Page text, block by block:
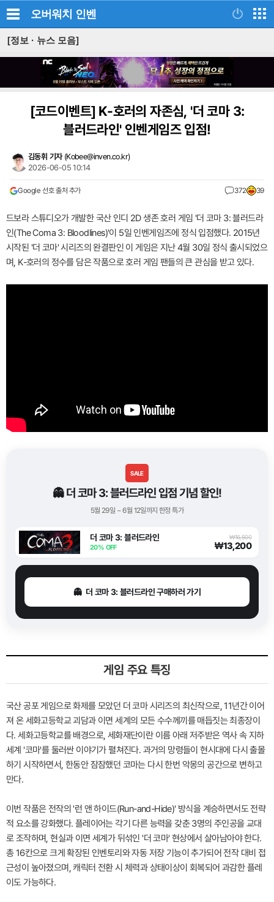
오버워치 인벤
[정보 · 뉴스 모음]
[코드이벤트]K-호러의 자존심, '더 코마 3:
블러드라인' 인벤게임즈 입점!
김동휘 기자 (Kobee@inven.co.kr)
2026-06-05 10:14
Google 선호 출처 추가 372 39
드보라 스튜디오가 개발한 국산 인디 2D 생존 호러 게임 '더 코마 3: 블러드라
인(The Coma 3: Bloodlines)'이 5일 인벤게임즈에 정식 입점했다. 2015년
시작된 '더 코마' 시리즈의 완결판인 이 게임은 지난 4월 30일 정식 출시되었으
며, K-호러의 정수를 담은 작품으로 호러 게임 팬들의 큰 관심을 받고 있다.
SALE
👻 더 코마 3: 블러드라인 입점 기념 할인!
5월 29일 ~ 6월 12일까지 한정 특가
더 코마 3: 블러드라인
20% OFF
₩16,500
₩13,200
👻 더 코마 3: 블러드라인 구매하러 가기
게임 주요 특징
국산 공포 게임으로 화제를 모았던 더 코마 시리즈의 최신작으로, 11년간 이어
져 온 세화고등학교 괴담과 이면 세계의 모든 수수께끼를 매듭짓는 최종장이
다. 세화고등학교를 배경으로, 세화재단이란 이름 아래 저주받은 역사 속 지하
세계 '코마'를 둘러싼 이야기가 펼쳐진다. 과거의 망령들이 현시대에 다시 출몰
하기 시작하면서, 한동안 잠잠했던 코마는 다시 한번 악몽의 공간으로 변하고
만다.
이번 작품은 전작의 '런 앤 하이드(Run-and-Hide)' 방식을 계승하면서도 전략
적 요소를 강화했다. 플레이어는 각기 다른 능력을 갖춘 3명의 주인공을 교대
로 조작하며, 현실과 이면 세계가 뒤섞인 '더 코마' 현상에서 살아남아야 한다.
총 16칸으로 크게 확장된 인벤토리와 자동 저장 기능이 추가되어 전작 대비 접
근성이 높아졌으며, 캐릭터 전환 시 체력과 상태이상이 회복되어 과감한 플레
이도 가능하다.